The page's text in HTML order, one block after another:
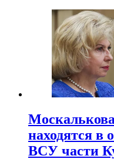
находятся в
ВСУ части